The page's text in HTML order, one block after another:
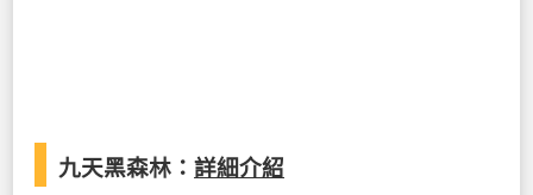
九天黑森林 ： 詳細介紹